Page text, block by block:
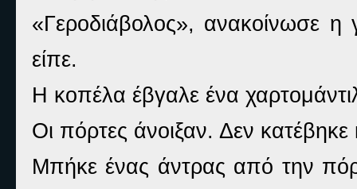
«Γεροδιάβολος», ανακοίνωσε η
είπε.
Η κοπέλα έβγαλε ένα
Οι πόρτες άνοιξαν. Δεν κατέβηκε
Μπήκε ένας άντρας από την